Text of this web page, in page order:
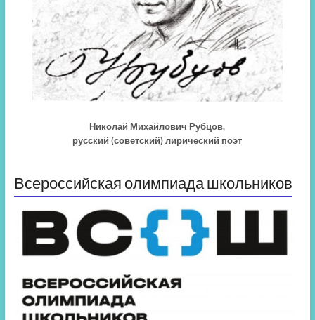
Николай Михайлович Рубцов,
русский (советский) лирический поэт
Всероссийская олимпиада школьников